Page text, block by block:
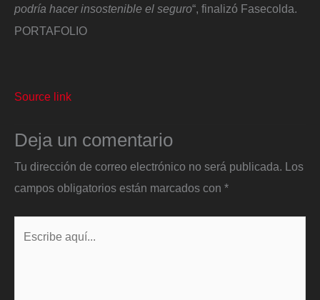
podría hacer insostenible el seguro“, finalizó Fasecolda.
PORTAFOLIO
Source link
Deja un comentario
Tu dirección de correo electrónico no será publicada.
Los
campos obligatorios están marcados con *